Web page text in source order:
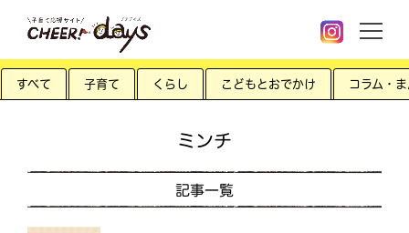
すべて 子育て くらし こどもとおでかけ コラム・
ミンチ
記事一覧